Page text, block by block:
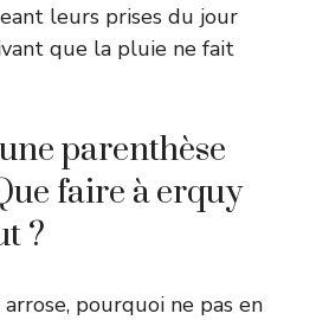
leurs prises du jour
que la pluie ne fait
parenthèse
faire à erquy
?
pourquoi ne pas en